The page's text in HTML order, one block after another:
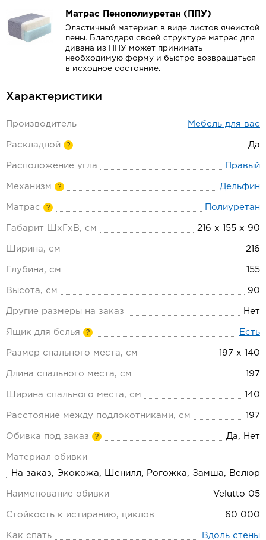
Матрас Пенополиуретан (ППУ)
Эластичный материал в виде листов ячеистой
пены. Благодаря своей структуре матрас для
дивана из ППУ может принимать
необходимую форму и быстро возвращаться
в исходное состояние.
Характеристики
Производитель Мебель для вас
Раскладной ? Да
Расположение угла Правый
Механизм ? Дельфин
Матрас ? Полиуретан
Габарит ШхГхВ, см 216 х 155 х 90
Ширина, см 216
Глубина, см 155
Высота, см 90
Другие размеры на заказ Нет
Ящик для белья ? Есть
Размер спального места, см 197 х 140
Длина спального места, см 197
Ширина спального места, см 140
Расстояние между подлокотниками, см 197
Обивка под заказ ? Да, Нет
Материал обивки
На заказ, Экокожа, Шенилл, Рогожка, Замша, Велюр
Наименование обивки Velutto 05
Стойкость к истиранию, циклов 60 000
Как спать Вдоль стены